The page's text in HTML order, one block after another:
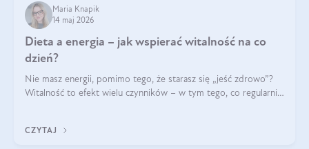
Maria Knapik
14 maj 2026
Dieta a energia – jak wspierać witalność na co
dzień?
Nie masz energii, pomimo tego, że starasz się „jeść zdrowo”?
Witalność to efekt wielu czynników – w tym tego, co regularnie
CZYTAJ